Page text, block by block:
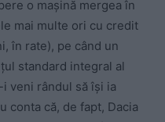
o mașină mergea în
mai multe ori cu credit
în rate), pe când un
standard integral al
veni rândul să își ia
conta că, de fapt, Dacia